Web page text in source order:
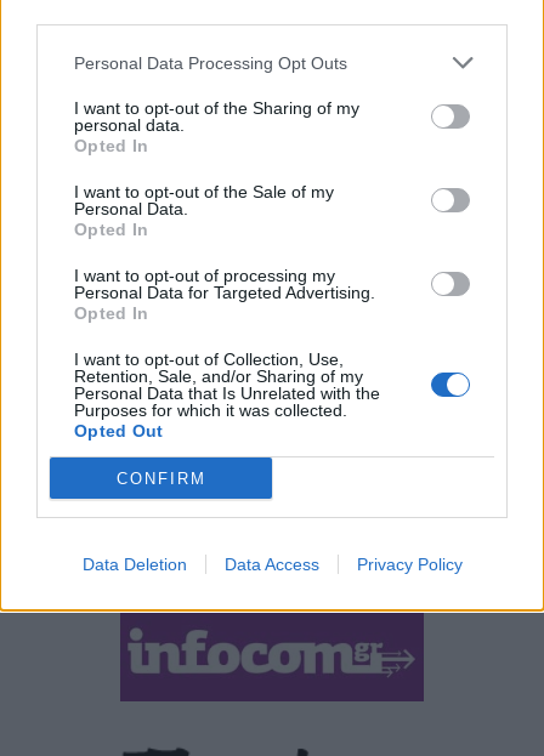
Personal Data Processing Opt Outs
I want to opt-out of the Sharing of my
personal data.
Opted In
I want to opt-out of the Sale of my
Personal Data.
Opted In
I want to opt-out of processing my
Personal Data for Targeted Advertising.
Opted In
I want to opt-out of Collection, Use,
Retention, Sale, and/or Sharing of my
Personal Data that Is Unrelated with the
Purposes for which it was collected.
Opted Out
CONFIRM
Data Deletion Data Access Privacy Policy
ΕΤΙΚΕΤΕΣ
update huawei wearables